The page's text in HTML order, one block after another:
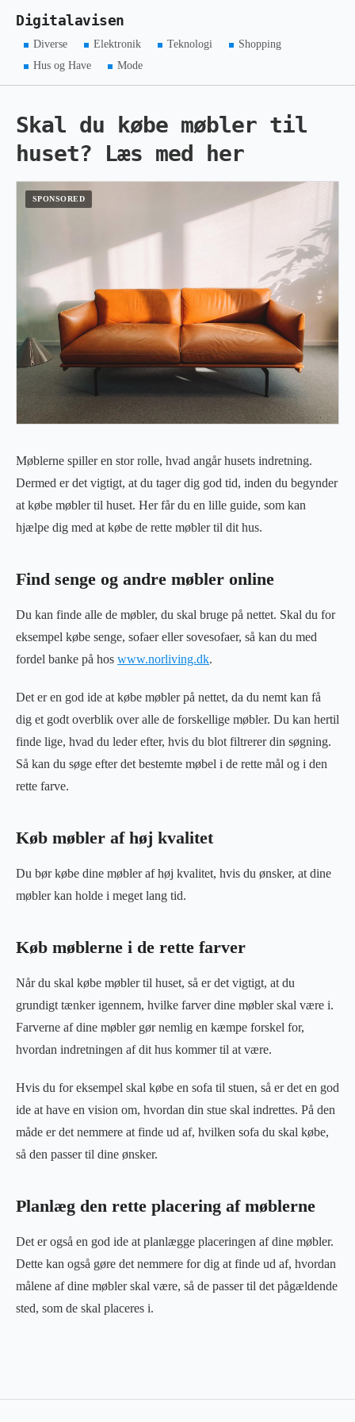
Digitalavisen
Diverse Elektronik Teknologi
Shopping
Hus og Have
Mode
Skal du købe møbler til
huset? Læs med her
Møblerne spiller en stor rolle, hvad angår husets indretning.
Dermed er det vigtigt, at du tager dig god tid, inden du begynder
at købe møbler til huset. Her får du en lille guide, som kan
hjælpe dig med at købe de rette møbler til dit hus.
Find senge og andre møbler online
Du kan finde alle de møbler, du skal bruge på nettet. Skal du for
eksempel købe senge, sofaer eller sovesofaer, så kan du med
fordel banke på hos www.norliving.dk.
Det er en god ide at købe møbler på nettet, da du nemt kan få
dig et godt overblik over alle de forskellige møbler. Du kan hertil
finde lige, hvad du leder efter, hvis du blot filtrerer din søgning.
Så kan du søge efter det bestemte møbel i de rette mål og i den
rette farve.
Køb møbler af høj kvalitet
Du bør købe dine møbler af høj kvalitet, hvis du ønsker, at dine
møbler kan holde i meget lang tid.
Køb møblerne i de rette farver
Når du skal købe møbler til huset, så er det vigtigt, at du
grundigt tænker igennem, hvilke farver dine møbler skal være i.
Farverne af dine møbler gør nemlig en kæmpe forskel for,
hvordan indretningen af dit hus kommer til at være.
Hvis du for eksempel skal købe en sofa til stuen, så er det en god
ide at have en vision om, hvordan din stue skal indrettes. På den
måde er det nemmere at finde ud af, hvilken sofa du skal købe,
så den passer til dine ønsker.
Planlæg den rette placering af møblerne
Det er også en god ide at planlægge placeringen af dine møbler.
Dette kan også gøre det nemmere for dig at finde ud af, hvordan
målene af dine møbler skal være, så de passer til det pågældende
sted, som de skal placeres i.